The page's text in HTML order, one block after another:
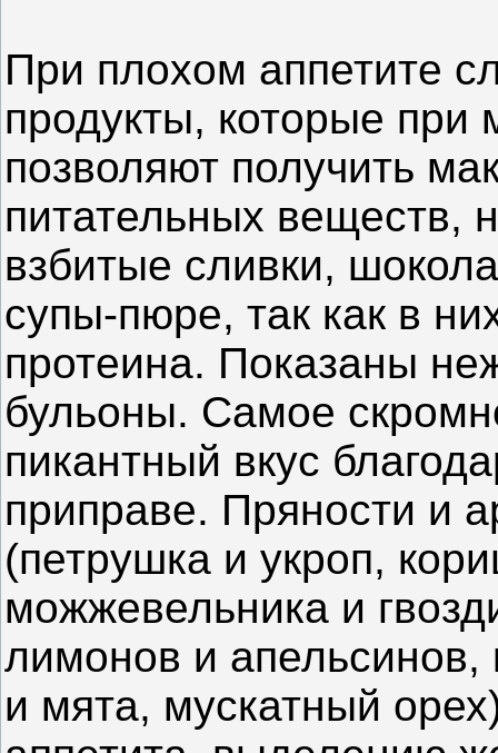
При плохом аппетите
продукты, которые
позволяют получить
питательных веществ,
взбитые сливки,
супы-пюре, так как в
протеина. Показаны
бульоны. Самое
пикантный вкус
приправе. Пряности и
(петрушка и укроп,
можжевельника и
лимонов и
и мята, мускатный